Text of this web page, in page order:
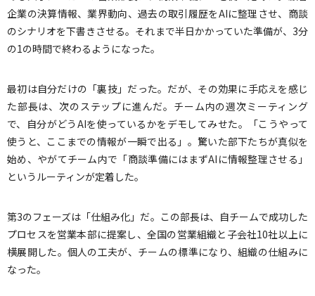
企業の決算情報、業界動向、過去の取引履歴をAIに整理させ、商談
のシナリオを下書きさせる。それまで半日かかっていた準備が、3分
の1の時間で終わるようになった。
最初は自分だけの「裏技」だった。だが、その効果に手応えを感じ
た部長は、次のステップに進んだ。チーム内の週次ミーティング
で、自分がどうAIを使っているかをデモしてみせた。「こうやって
使うと、ここまでの情報が一瞬で出る」。驚いた部下たちが真似を
始め、やがてチーム内で「商談準備にはまずAIに情報整理させる」
というルーティンが定着した。
第3のフェーズは「仕組み化」だ。この部長は、自チームで成功した
プロセスを営業本部に提案し、全国の営業組織と子会社10社以上に
横展開した。個人の工夫が、チームの標準になり、組織の仕組みに
なった。